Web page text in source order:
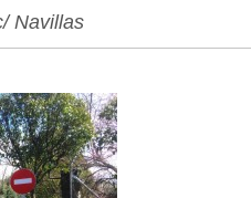
Navillas